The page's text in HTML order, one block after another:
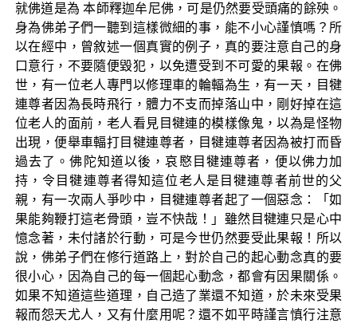
就佛道是為 本師釋迦牟尼佛，可是仍然要受頭痛的餘殃。
身為佛弟子們一聽到這樣微細的事，能不小心謹慎嗎？所
以在經中，曾敘述一個真實的例子，真的要注意自己的身
口意行，不要隨便毀犯，以免遭受到不可愛的果報。在佛
世，有一位老人專門以修理車的輪輻為生，有一天，目犍
連尊者因為長時飛行，體力不支而掉落山中，剛好掉在這
位老人的面前，老人看見目犍連的模樣像鬼，以為是怪物
出現，便舉車輻打目犍連尊者，目犍連尊者因為被打而昏
過去了。佛陀知道以後，哀愍目犍連尊者，便以佛力加
持，令目犍連尊者得知這位老人是目犍連尊者前世的父
親，有一次兩人爭吵中，目犍連尊者起了一個惡念：「如
果能夠鞭打這老骨頭，豈不快哉！」雖然目犍連只是心中
憶念著，未付諸於行動，可是今世仍然要受此果報！所以
說，佛弟子們在修行道路上，對於自己的起心動念真的要
很小心，因為自己的每一個起心動念，都會有因果關係。
如果不知道這些道理，自己造了業還不知道，於未來受果
報而怨天尤人，又有什麼用呢？還不如平時謹言慎行注意